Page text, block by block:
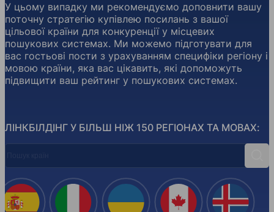
ЛІНКБІЛДІНГ У БІЛЬШ НІЖ 150 РЕГІОНАХ ТА МОВАХ:
У цьому випадку ми рекомендуємо доповнити вашу
поточну стратегію купівлею посилань з вашої
цільової країни для конкуренції у місцевих
пошукових системах. Ми можемо підготувати для
вас гостьові пости з урахуванням специфіки регіону і
мовою країни, яка вас цікавить, які допоможуть
підвищити ваш рейтинг у пошукових системах.
Іспанія Італія Україна Канада